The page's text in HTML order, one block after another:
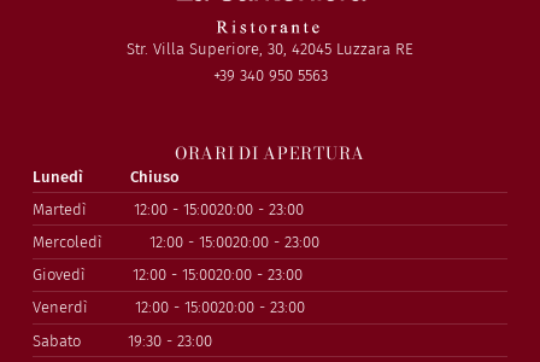
Str. Villa Superiore, 30, 42045 Luzzara RE
+39 340 950 5563
ORARI DI APERTURA
Lunedì
Chiuso
Martedì
12:00 - 15:0020:00 - 23:00
Mercoledì
12:00 - 15:0020:00 - 23:00
Giovedì
12:00 - 15:0020:00 - 23:00
Venerdì
12:00 - 15:0020:00 - 23:00
Sabato
19:30 - 23:00